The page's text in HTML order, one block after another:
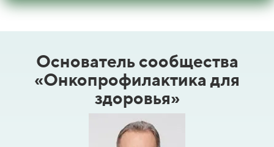
Основатель сообщества
«Онкопрофилактика для
здоровья»